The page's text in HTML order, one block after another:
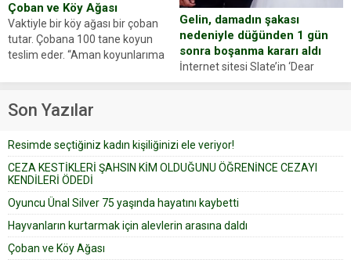
Çoban ve Köy Ağası
Vaktiyle bir köy ağası bir çoban
tutar. Çobana 100 tane koyun
teslim eder. “Aman koyunlarıma
Çoban koyunları alır gider. Aylar...
Gelin, damadın şakası
nedeniyle düğünden 1 gün
sonra boşanma kararı aldı
İnternet sitesi Slate’in ‘Dear
Prudence’ isimli tavsiye köşesine
yapıştırdığı için düğünden...
Son Yazılar
Resimde seçtiğiniz kadın kişiliğinizi ele veriyor!
CEZA KESTİKLERİ ŞAHSIN KİM OLDUĞUNU ÖĞRENİNCE CEZAYI
KENDİLERİ ÖDEDİ
Oyuncu Ünal Silver 75 yaşında hayatını kaybetti
Hayvanların kurtarmak için alevlerin arasına daldı
Çoban ve Köy Ağası